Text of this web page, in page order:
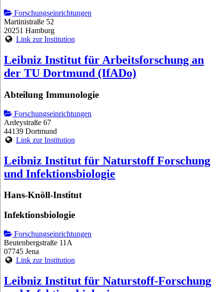
Forschungseinrichtungen
Martinistraße 52
20251 Hamburg
Link zur Institution
Leibniz Institut für Arbeitsforschung an
der TU Dortmund (IfADo)
Abteilung Immunologie
Forschungseinrichtungen
Ardeystraße 67
44139 Dortmund
Link zur Institution
Leibniz Institut für Naturstoff Forschung
und Infektionsbiologie
Hans-Knöll-Institut
Infektionsbiologie
Forschungseinrichtungen
Beutenbergstraße 11A
07745 Jena
Link zur Institution
Leibniz Institut für Naturstoff-Forschung